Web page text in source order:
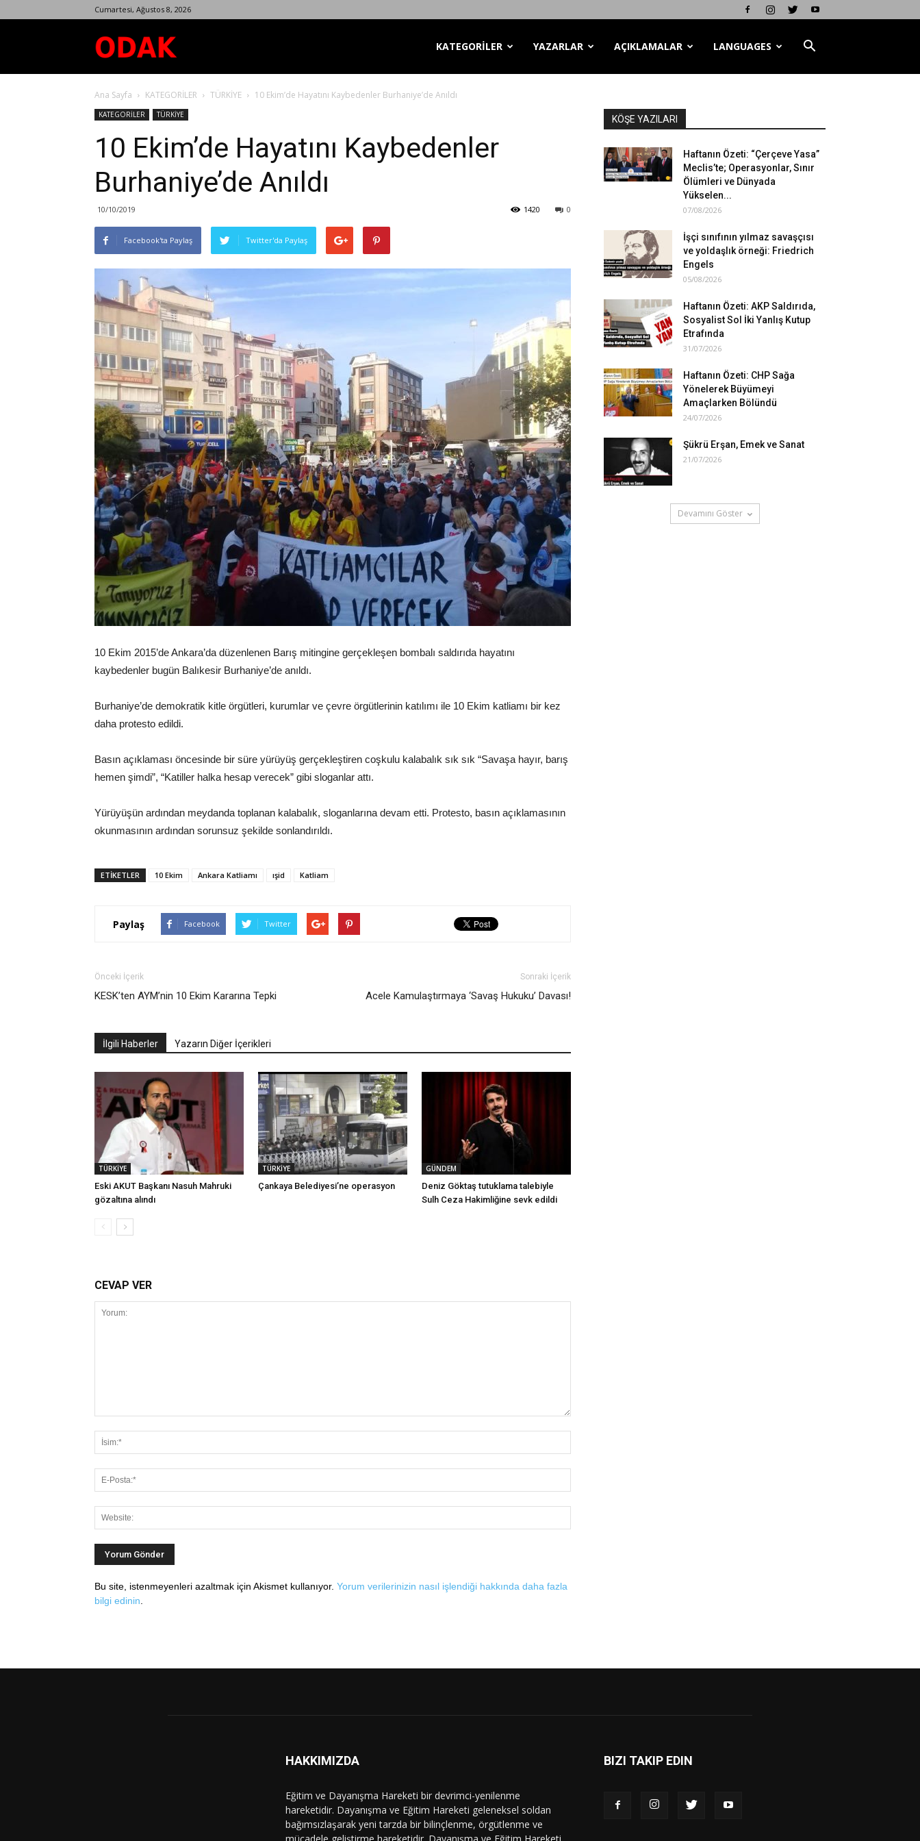
Cumartesi, Ağustos 8, 2026
Dergisi
KATEGORİLER YAZARLAR AÇIKLAMALAR LANGUAGES
Ana Sayfa KATEGORİLER TÜRKİYE 10 Ekim’de Hayatını Kaybedenler Burhaniye’de Anıldı
KATEGORİLER TÜRKİYE
10 Ekim’de Hayatını Kaybedenler
Burhaniye’de Anıldı
10/10/2019 0
1420
Facebook'ta Paylaş Twitter'da Paylaş
10 Ekim 2015’de Ankara’da düzenlenen Barış mitingine gerçekleşen bombalı saldırıda hayatını
kaybedenler bugün Balıkesir Burhaniye’de anıldı.
Burhaniye’de demokratik kitle örgütleri, kurumlar ve çevre örgütlerinin katılımı ile 10 Ekim katliamı bir kez
daha protesto edildi.
Basın açıklaması öncesinde bir süre yürüyüş gerçekleştiren coşkulu kalabalık sık sık “Savaşa hayır, barış
hemen şimdi”, “Katiller halka hesap verecek” gibi sloganlar attı.
Yürüyüşün ardından meydanda toplanan kalabalık, sloganlarına devam etti. Protesto, basın açıklamasının
okunmasının ardından sorunsuz şekilde sonlandırıldı.
ETIKETLER 10 Ekim Ankara Katliamı ışid Katliam
Paylaş Facebook Twitter
Önceki İçerik
KESK’ten AYM’nin 10 Ekim Kararına Tepki
Sonraki İçerik
Acele Kamulaştırmaya ‘Savaş Hukuku’ Davası!
İlgili Haberler Yazarın Diğer İçerikleri
TÜRKİYE
Eski AKUT Başkanı Nasuh Mahruki
gözaltına alındı
TÜRKİYE
Çankaya Belediyesi’ne operasyon
GÜNDEM
Deniz Göktaş tutuklama talebiyle
Sulh Ceza Hakimliğine sevk edildi
CEVAP VER
Bu site, istenmeyenleri azaltmak için Akismet kullanıyor. Yorum verilerinizin nasıl işlendiği hakkında daha fazla
bilgi edinin
KÖŞE YAZILARI
Haftanın Özeti: “Çerçeve Yasa”
Meclis’te; Operasyonlar, Sınır
Ölümleri ve Dünyada
Yükselen...
07/08/2026
İşçi sınıfının yılmaz savaşçısı
ve yoldaşlık örneği: Friedrich
Engels
05/08/2026
Haftanın Özeti: AKP Saldırıda,
Sosyalist Sol İki Yanlış Kutup
Etrafında
31/07/2026
Haftanın Özeti: CHP Sağa
Yönelerek Büyümeyi
Amaçlarken Bölündü
24/07/2026
Şükrü Erşan, Emek ve Sanat
21/07/2026
Devamını Göster
HAKKIMIZDA
Eğitim ve Dayanışma Hareketi bir devrimci-yenilenme
hareketidir. Dayanışma ve Eğitim Hareketi geleneksel soldan
bağımsızlaşarak yeni tarzda bir bilinçlenme, örgütlenme ve
BIZI TAKIP EDIN